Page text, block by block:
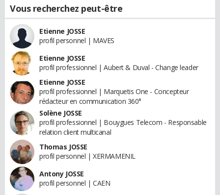
Vous recherchez peut-être
Etienne JOSSE
profil personnel | MAVES
Etienne JOSSE
profil professionnel | Aubert & Duval - Change leader
Etienne JOSSE
profil professionnel | Marquetis One - Concepteur
rédacteur en communication 360°
Solène JOSSE
profil professionnel | Bouygues Telecom - Responsable
relation client multicanal
Thomas JOSSE
profil personnel | XERMAMENIL
Antony JOSSE
profil personnel | CAEN